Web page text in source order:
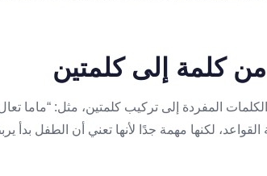
المفردة إلى تركيب كلمتين، مثل: “ماما تعال”،
لكنها مهمة جدًا لأنها تعني أن الطفل بدأ